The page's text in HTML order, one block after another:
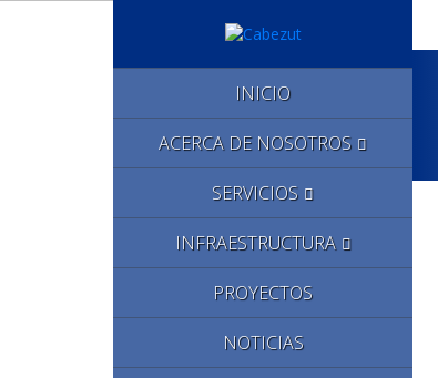
INICIO
ACERCA DE NOSOTROS
SERVICIOS
INFRAESTRUCTURA
PROYECTOS
NOTICIAS